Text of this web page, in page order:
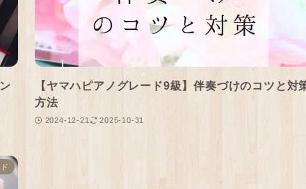
【ヤマハピアノグレード9級】伴奏づけのコツと対
方法
2024-12-21 2025-10-31